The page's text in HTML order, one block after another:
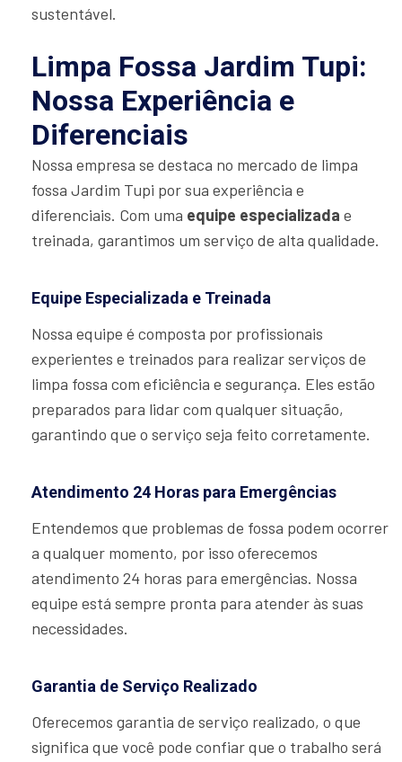
sustentável.
Limpa Fossa Jardim Tupi:
Nossa Experiência e
Diferenciais
Nossa empresa se destaca no mercado de limpa
fossa Jardim Tupi por sua experiência e
diferenciais. Com uma equipe especializada e
treinada, garantimos um serviço de alta qualidade.
Equipe Especializada e Treinada
Nossa equipe é composta por profissionais
experientes e treinados para realizar serviços de
limpa fossa com eficiência e segurança. Eles estão
preparados para lidar com qualquer situação,
garantindo que o serviço seja feito corretamente.
Atendimento 24 Horas para Emergências
Entendemos que problemas de fossa podem ocorrer
a qualquer momento, por isso oferecemos
atendimento 24 horas para emergências. Nossa
equipe está sempre pronta para atender às suas
necessidades.
Garantia de Serviço Realizado
Oferecemos garantia de serviço realizado, o que
significa que você pode confiar que o trabalho será